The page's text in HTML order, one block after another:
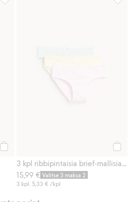
3 kpl ribbipintaisia brief-mallisia alushousuja
15,99 € Valitse 3 maksa 2
3 kpl. 5,33 € /kpl